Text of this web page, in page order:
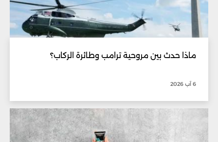
ماذا حدث بين مروحية ترامب وطائرة الركاب؟
6 آب 2026